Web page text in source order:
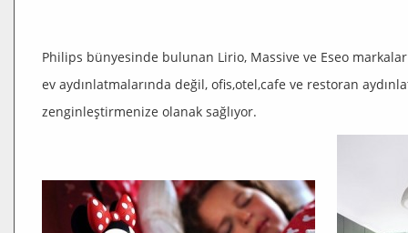
Philips bünyesinde bulunan Lirio, Massive ve Eseo
ev aydınlatmalarında değil, ofis,otel,cafe ve restoran
zenginleştirmenize olanak sağlıyor.